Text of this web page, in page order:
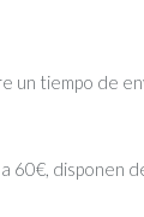
un tiempo de
60€, disponen